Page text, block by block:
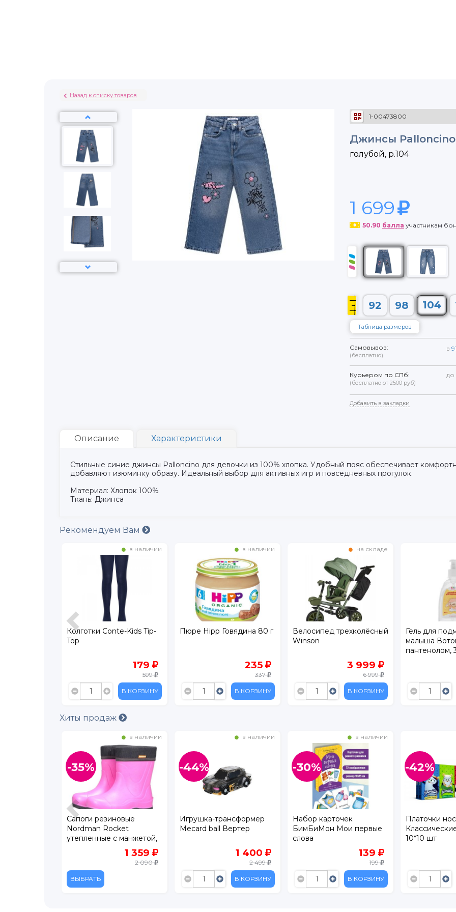
Назад к списку товаров
1-00473800
Джинсы Palloncino
голубой, р.104
1 699
50.90 балла участникам
92 98 104
Таблица размеров
Самовывоз:
(бесплатно)
в 91
Курьером по СПб:
(бесплатно от 2500 руб)
до
Добавить в закладки
Описание Характеристики
Стильные синие джинсы Palloncino для девочки из 100% хлопка. Удобный пояс обеспечивает
добавляют изюминку образу. Идеальный выбор для активных игр и повседневных прогулок.
Материал: Хлопок 100%
Ткань: Джинса
Рекомендуем Вам
в наличии
Колготки Conte-Kids Tip-
Top
179
599
В КОРЗИНУ
в наличии
Пюре Hipp Говядина 80 г
235
337
В КОРЗИНУ
на складе
Велосипед трехколёсный
Winson
3 999
6 999
В КОРЗИНУ
Гель для
малыша
пантенолом,
Хиты продаж
в наличии
-35%
Сапоги резиновые
Nordman Rocket
утепленные с манжетой,
1 359
2 090
ВЫБРАТЬ
в наличии
-44%
Игрушка-трансформер
Mecard ball Вертер
1 400
2 499
В КОРЗИНУ
в наличии
-30%
Набор карточек
БимБиМон Мои первые
слова
139
199
В КОРЗИНУ
-42%
Платочки
10*10 шт